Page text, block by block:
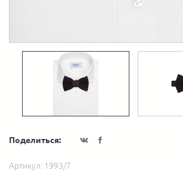
Поделиться:
Артикул: 1993/7